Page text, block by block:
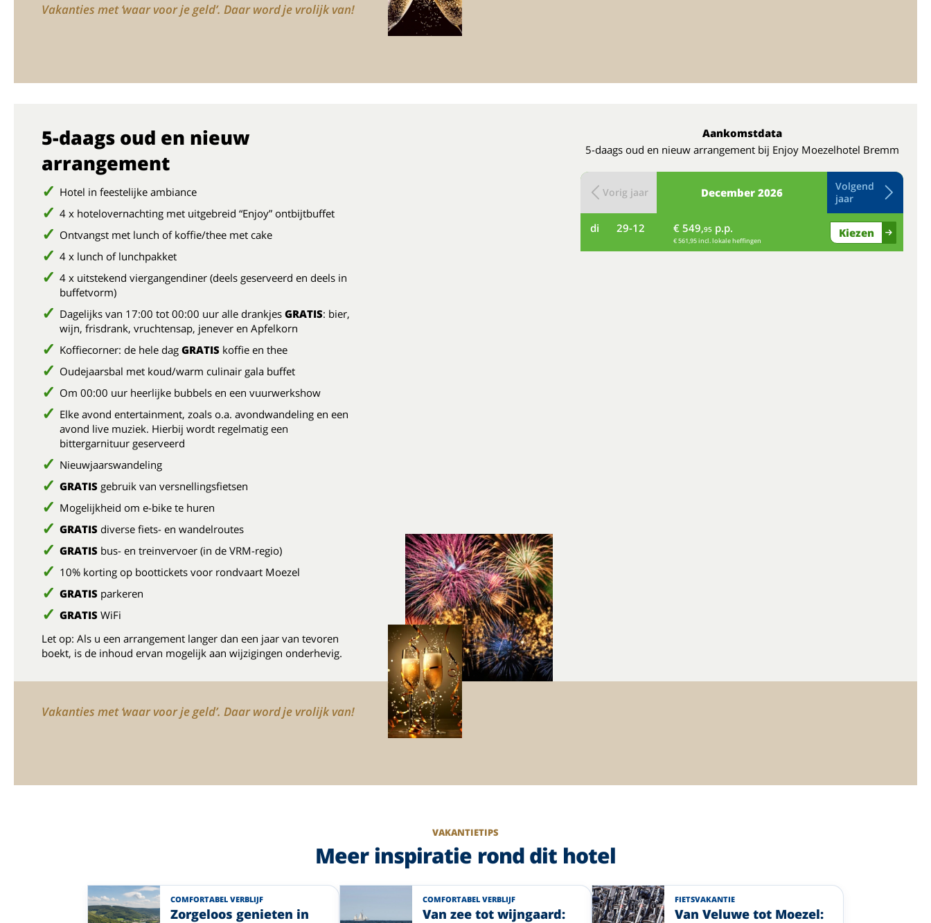
Vakanties met ‘waar voor je geld’. Daar word je vrolijk van!
5-daags oud en nieuw
arrangement
Hotel in feestelijke ambiance
4 x hotelovernachting met uitgebreid “Enjoy” ontbijtbuffet
Ontvangst met lunch of koffie/thee met cake
4 x lunch of lunchpakket
4 x uitstekend viergangendiner (deels geserveerd en deels in
buffetvorm)
Dagelijks van 17:00 tot 00:00 uur alle drankjes GRATIS: bier,
wijn, frisdrank, vruchtensap, jenever en Apfelkorn
Koffiecorner: de hele dag GRATIS koffie en thee
Oudejaarsbal met koud/warm culinair gala buffet
Om 00:00 uur heerlijke bubbels en een vuurwerkshow
Elke avond entertainment, zoals o.a. avondwandeling en een
avond live muziek. Hierbij wordt regelmatig een
bittergarnituur geserveerd
Nieuwjaarswandeling
GRATIS gebruik van versnellingsfietsen
Mogelijkheid om e-bike te huren
GRATIS diverse fiets- en wandelroutes
GRATIS bus- en treinvervoer (in de VRM-regio)
10% korting op boottickets voor rondvaart Moezel
GRATIS parkeren
GRATIS WiFi
Let op: Als u een arrangement langer dan een jaar van tevoren
boekt, is de inhoud ervan mogelijk aan wijzigingen onderhevig.
Aankomstdata
5-daags oud en nieuw arrangement bij Enjoy Moezelhotel Bremm
December 2026
Vorig jaar
Volgend
jaar
di 29-12 € 549,95 p.p.
€ 561,95 incl. lokale heffingen
Kiezen
Vakanties met ‘waar voor je geld’. Daar word je vrolijk van!
VAKANTIETIPS
Meer inspiratie rond dit hotel
COMFORTABEL VERBLIJF
Zorgeloos genieten in
COMFORTABEL VERBLIJF
Van zee tot wijngaard:
FIETSVAKANTIE
Van Veluwe tot Moezel: